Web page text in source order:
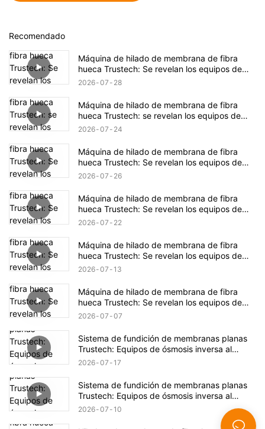
Recomendado
Máquina de hilado de membrana de fibra
hueca Trustech: Se revelan los equipos de
hilado TIPS (17)
2026 07 28
Máquina de hilado de membrana de fibra
hueca Trustech: se revelan los equipos de
hilado TIPS (16)
2026 07 24
Máquina de hilado de membrana de fibra
hueca Trustech: Se revelan los equipos de
hilado de NIPS (18)
2026 07 26
Máquina de hilado de membrana de fibra
hueca Trustech: Se revelan los equipos de
hilado de NIPS (17)
2026 07 22
Máquina de hilado de membrana de fibra
hueca Trustech: Se revelan los equipos de
hilado de NIPS (16)
2026 07 13
Máquina de hilado de membrana de fibra
hueca Trustech: Se revelan los equipos de
hilado de NIPS (15)
2026 07 07
Sistema de fundición de membranas planas
Trustech: Equipos de ósmosis inversa al
descubierto (XIV)
2026 07 17
Sistema de fundición de membranas planas
Trustech: Equipos de ósmosis inversa al
descubierto (XIII)
2026 07 10